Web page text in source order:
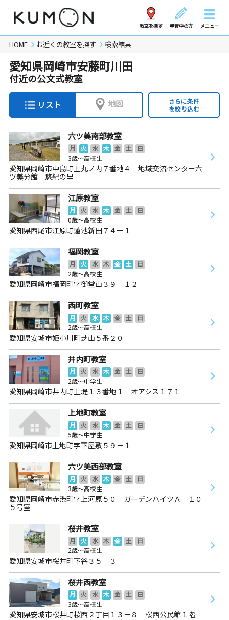
教室を探す 学習中の方 メニュー
HOME お近くの教室を探す 検索結果
愛知県岡崎市安藤町川田
付近の公文式教室
リスト 地図
さらに条件
を絞り込む
六ツ美南部教室
月 火 水 木 金 土
日
3歳～高校生
愛知県岡崎市中島町上丸ノ内７番地４ 地域交流センター六
ツ美分館 悠紀の里
江原教室
月 火 水 木 金 土
日
0歳～高校生
愛知県西尾市江原町蓮池新田７４ー１
福岡教室
月 火 水 木 金 土
日
2歳～高校生
愛知県岡崎市福岡町字御堂山３９－１２
西町教室
月 火 水 木 金 土
日
2歳～高校生
愛知県安城市姫小川町芝山５番２０
井内町教室
月 火 水 木 金 土
日
2歳～中学生
愛知県岡崎市井内町上堤１３番地１ オアシス１７１
上地町教室
月 火 水 木 金 土
日
5歳～中学生
愛知県岡崎市上地町字下屋敷５９－１
六ツ美西部教室
月 火 水 木 金 土
日
3歳～高校生
愛知県岡崎市赤渋町字上河原５０ ガーデンハイツＡ １０
５号室
桜井教室
月 火 水 木 金 土
日
2歳～高校生
愛知県安城市桜井町下谷３５－３
桜井西教室
月 火 水 木 金 土
日
3歳～高校生
愛知県安城市桜井町桜西２丁目１３－８ 桜西公民館１階